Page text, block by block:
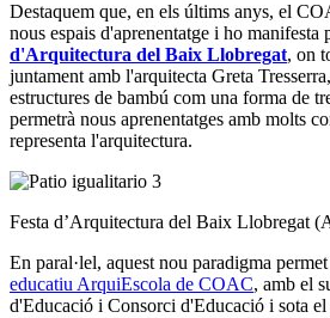
Destaquem que, en els últims anys, el
nous espais d'aprenentatge i ho manifesta
d'Arquitectura del Baix Llobregat, on
juntament amb l'arquitecta Greta
estructures de bambú com una forma de
permetrà nous aprenentatges amb molts
representa l'arquitectura.
Festa d’Arquitectura del Baix Llobregat
En paral·lel, aquest nou paradigma
educatiu ArquiEscola de COAC, amb el
d'Educació i Consorci d'Educació i sota